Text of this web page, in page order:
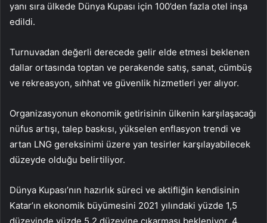
yanı sıra ülkede Dünya Kupası için 100’den fazla otel inşa
edildi.
Turnuvadan değerli derecede gelir elde etmesi beklenen
dallar ortasında toptan ve perakende satış, sanat, cümbüş
ve rekreasyon, sıhhat ve güvenlik hizmetleri yer alıyor.
Organizasyonun ekonomik getirisinin ülkenin karşılaşacağı
nüfus artışı, talep baskısı, yükselen enflasyon trendi ve
artan LNG gereksinimi üzere yan tesirler karşılayabilecek
düzeyde olduğu belirtiliyor.
Dünya Kupası’nın hazırlık süreci ve aktifliğin kendisinin
Katar’ın ekonomik büyümesini 2021 yılındaki yüzde 1,5